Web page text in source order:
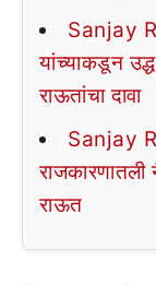
Sanjay
यांच्याकडून
राऊतांचा दावा
Sanjay
राऊत